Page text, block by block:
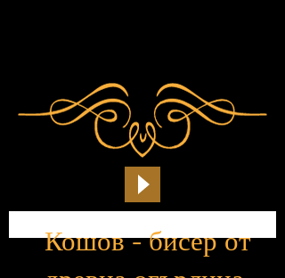
Кошов - бисер от